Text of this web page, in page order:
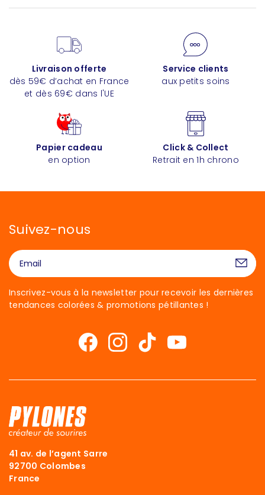
Livraison offerte
dès 59€ d’achat en France
et dès 69€ dans l'UE
Service clients
aux petits soins
Papier cadeau
en option
Click & Collect
Retrait en 1h chrono
Suivez-nous
Inscrivez-vous à la newsletter pour recevoir les dernières
tendances colorées & promotions pétillantes !
41 av. de l’agent Sarre
92700 Colombes
France